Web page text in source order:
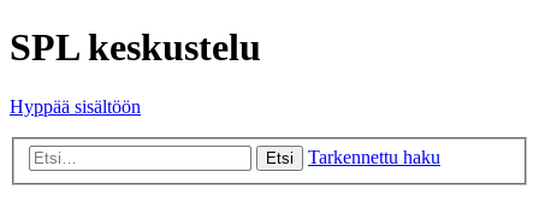
SPL keskustelu
Hyppää sisältöön
Etsi Tarkennettu haku